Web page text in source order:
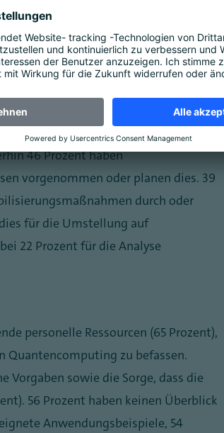
eng mit dem Thema IT-
ein Risiko für ihre IT-
sehr groß oder eher groß ein, 50
sehr gering ein. Zugleich hat selbst
oder sich für das Thema
Maßnahmen ergriffen, um sich auf
46 Prozent haben
vorgenommen oder planen dies. 39
durch oder
für die Umstellung auf
22 Prozent für die Analyse
personelle Ressourcen (65 Prozent),
Quantencomputing zu befassen.
sowie die Sorge, dass die
56 Prozent haben keinen Überblick
Anwendungsbeispiele, 54